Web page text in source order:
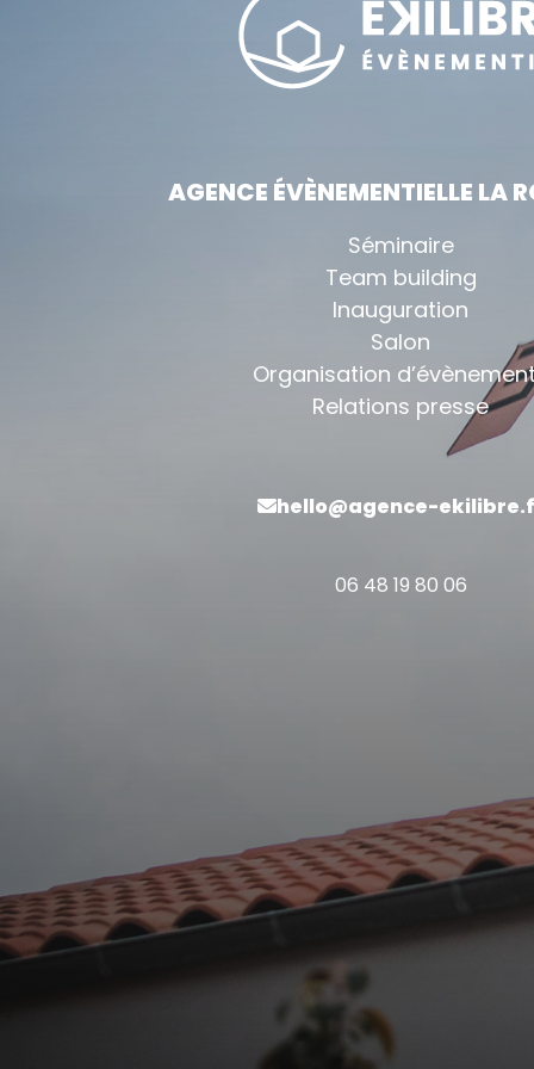
AGENCE ÉVÈNEMENTIELLE LA
Séminaire
Team building
Inauguration
Salon
Organisation
Relations presse
hello@agence-
06 48 19 80 06